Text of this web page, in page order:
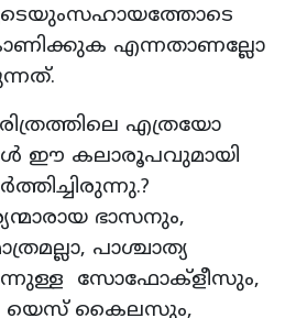
എന്നതാണല്ലോ
എത്രയോ
ഈ കലാരൂപവുമായി
ഭാസനും,
പാശ്ചാത്യ
സോഫോക്ളീസും,
യെസ് കൈലസും,